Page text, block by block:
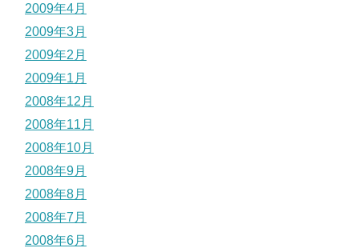
2009年4月
2009年3月
2009年2月
2009年1月
2008年12月
2008年11月
2008年10月
2008年9月
2008年8月
2008年7月
2008年6月